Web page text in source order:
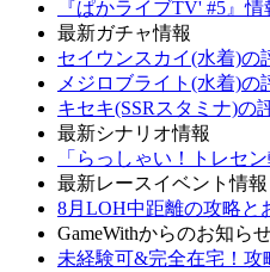
『ぱかライブTV' #5』
最新ガチャ情報
セイウンスカイ(水着)の
メジロブライト(水着)の
キセキ(SSRスタミナ)の
最新シナリオ情報
「らっしゃい！トレセ
最新レースイベント情報
8月LOH中距離の攻略と
GameWithからのお知ら
未経験可&完全在宅！攻